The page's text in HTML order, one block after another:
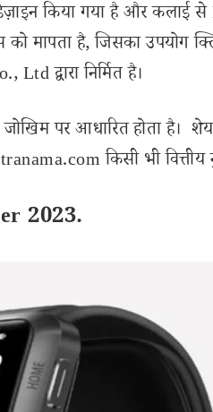
किया गया है और कलाई
मापता है, जिसका उपयोग
द्वारा निर्मित है।
पर आधारित होता है।
किसी भी वित्तीय
2023.